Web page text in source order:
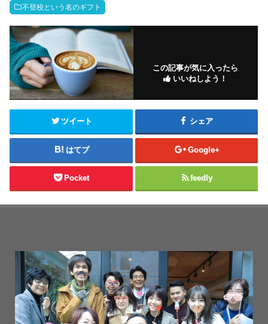
不登校という名のギフト
この記事が気に入ったら
いいねしよう！
ツイート シェア
はてブ Google+
Pocket feedly